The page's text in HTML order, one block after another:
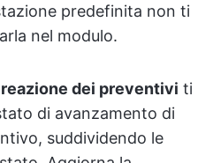
predefinita non ti
nel modulo.
dei preventivi ti
di avanzamento di
suddividendo le